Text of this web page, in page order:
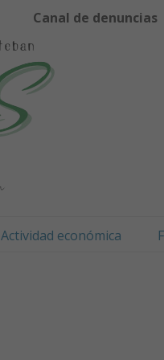
Canal de denuncias
Actividad económica